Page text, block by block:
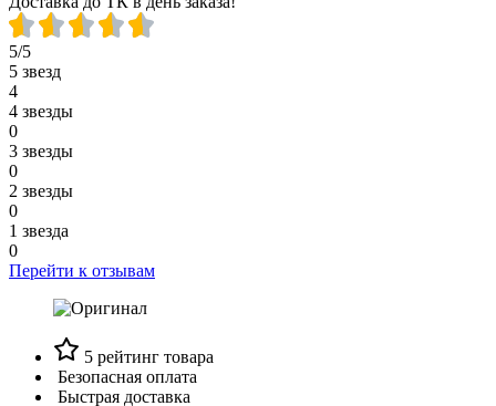
5/5
5 звезд
4
4 звезды
0
3 звезды
0
2 звезды
0
1 звезда
0
Перейти к отзывам
5 рейтинг товара
Безопасная оплата
Быстрая доставка